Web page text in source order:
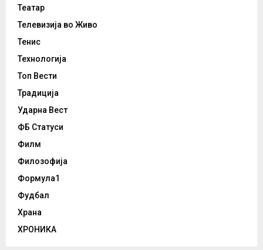
Театар
Телевизија во Живо
Тенис
Технологија
Топ Вести
Традиција
Ударна Вест
ФБ Статуси
Филм
Филозофија
Формула1
Фудбал
Храна
ХРОНИКА